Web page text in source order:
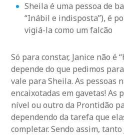
Sheila é uma pessoa de
“Inábil e indisposta”), é
vigiá-la como um falcão
Só para constar, Janice não é
depende do que pedimos
vale para Sheila. As pessoas
encaixotadas em gavetas! As
nível ou outro da Prontidão
dependendo da tarefa que
completar. Sendo assim,